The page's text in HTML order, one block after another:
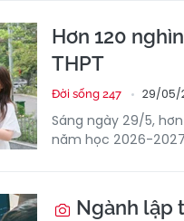
Hơn 120
THPT
Đời sống 247 29/05/
Sáng ngày 29/5,
năm học 2026-
Ngành lập